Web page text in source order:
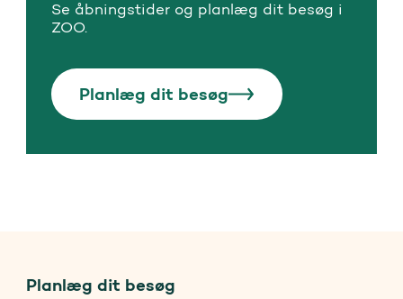
Se åbningstider og planlæg dit besøg i
ZOO.
Planlæg dit besøg
Planlæg dit besøg